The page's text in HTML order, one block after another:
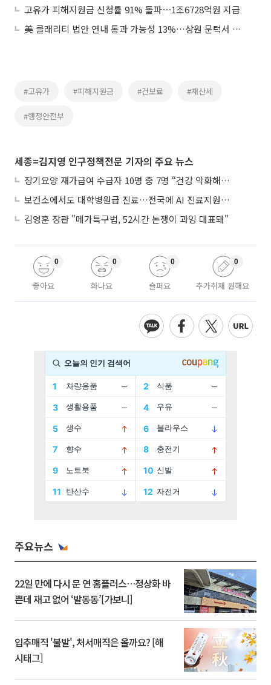
고유가 피해지원금 신청률 91% 돌파⋯1조6728억원 지급
美 클래리티 법안 연내 통과 가능성 13%…상원 문턱서 제동
#고유가 #피해지원금 #건보료 #재산세
#행정안전부
세종=김지영 인구정책전문 기자의 주요 뉴스
장기요양 재가급여 수급자 10명 중 7명 “건강 악화해도 집에서”
보건소에서도 대학병원급 진료…전국에 AI 진료지원도구 보급
김영훈 장관 "메가특구법, 52시간 논쟁이 과잉 대표돼"
좋아요
0
화나요
0
슬퍼요
0
추가취재 원해요
0
주요뉴스
22일 만에 다시 문 연 홈플러스…정상화 바
쁜데 재고 없어 ‘발동동’[가보니]
입추매직 '불발', 처서매직은 올까요? [해
시태그]